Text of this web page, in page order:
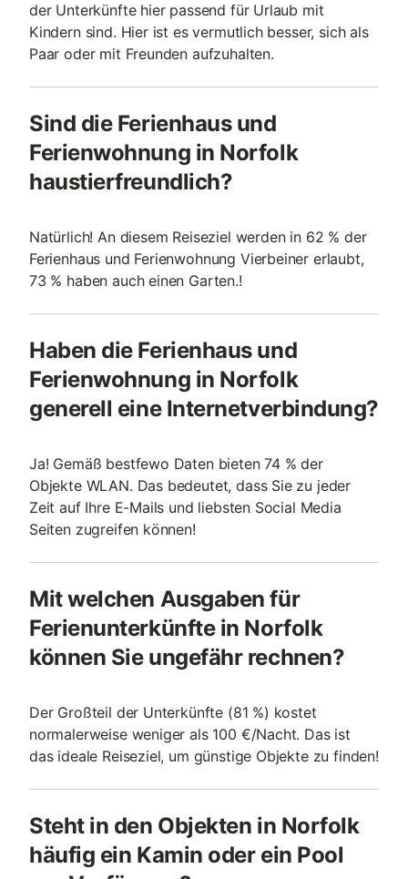
der Unterkünfte hier passend für Urlaub mit
Kindern sind. Hier ist es vermutlich besser, sich als
Paar oder mit Freunden aufzuhalten.
Sind die Ferienhaus und
Ferienwohnung in Norfolk
haustierfreundlich?
Natürlich! An diesem Reiseziel werden in 62 % der
Ferienhaus und Ferienwohnung Vierbeiner erlaubt,
73 % haben auch einen Garten.!
Haben die Ferienhaus und
Ferienwohnung in Norfolk
generell eine Internetverbindung?
Ja! Gemäß bestfewo Daten bieten 74 % der
Objekte WLAN. Das bedeutet, dass Sie zu jeder
Zeit auf Ihre E-Mails und liebsten Social Media
Seiten zugreifen können!
Mit welchen Ausgaben für
Ferienunterkünfte in Norfolk
können Sie ungefähr rechnen?
Der Großteil der Unterkünfte (81 %) kostet
normalerweise weniger als 100 €/Nacht. Das ist
das ideale Reiseziel, um günstige Objekte zu finden!
Steht in den Objekten in Norfolk
häufig ein Kamin oder ein Pool